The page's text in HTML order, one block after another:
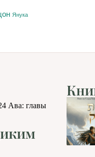
Янука
Ава: главы